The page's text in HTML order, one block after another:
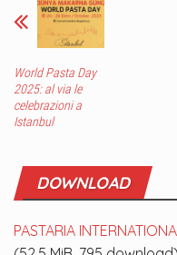
World Pasta Day
2025: al via le
celebrazioni a
Istanbul
DOWNLOAD
PASTARIA